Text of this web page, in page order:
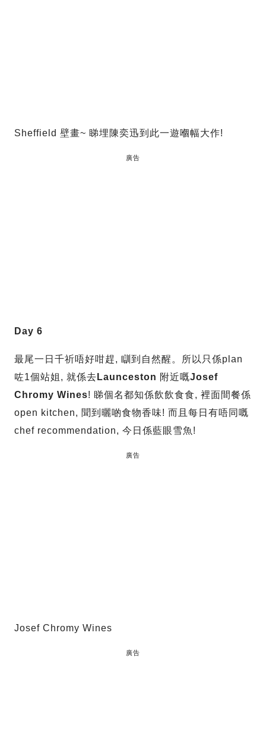
Sheffield 壁畫~ 睇埋陳奕迅到此一遊嗰幅大作!
廣告
Day 6
最尾一日千祈唔好咁趕, 瞓到自然醒。所以只係plan
咗1個站姐, 就係去 Launceston 附近嘅Josef
Chromy Wines! 睇個名都知係飲飲食食, 裡面間餐係
open kitchen, 聞到曬啲食物香味! 而且每日有唔同嘅
chef recommendation, 今日係藍眼雪魚!
廣告
Josef Chromy Wines
廣告